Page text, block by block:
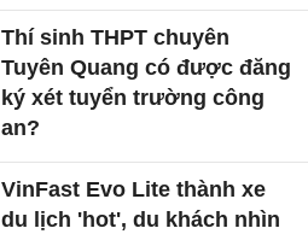
Thí sinh THPT chuyên
Tuyên Quang có được đăng
ký xét tuyển trường công
an?
VinFast Evo Lite thành xe
du lịch 'hot', du khách nhìn